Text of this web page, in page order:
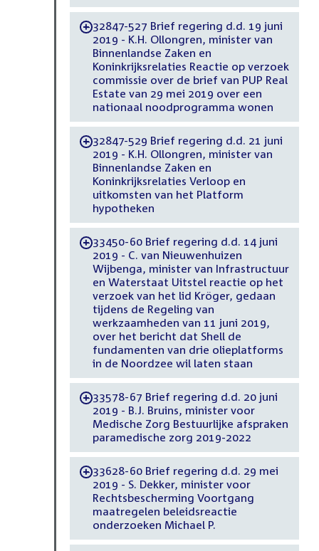
-32847-527 Brief regering d.d. 19 juni
2019 - K.H. Ollongren, minister van
Binnenlandse Zaken en
Koninkrijksrelaties Reactie op verzoek
commissie over de brief van PUP Real
Estate van 29 mei 2019 over een
nationaal noodprogramma wonen
-32847-529 Brief regering d.d. 21 juni
2019 - K.H. Ollongren, minister van
Binnenlandse Zaken en
Koninkrijksrelaties Verloop en
uitkomsten van het Platform
hypotheken
-33450-60 Brief regering d.d. 14 juni
2019 - C. van Nieuwenhuizen
Wijbenga, minister van Infrastructuur
en Waterstaat Uitstel reactie op het
verzoek van het lid Kröger, gedaan
tijdens de Regeling van
werkzaamheden van 11 juni 2019,
over het bericht dat Shell de
fundamenten van drie olieplatforms
in de Noordzee wil laten staan
-33578-67 Brief regering d.d. 20 juni
2019 - B.J. Bruins, minister voor
Medische Zorg Bestuurlijke afspraken
paramedische zorg 2019-2022
-33628-60 Brief regering d.d. 29 mei
2019 - S. Dekker, minister voor
Rechtsbescherming Voortgang
maatregelen beleidsreactie
onderzoeken Michael P.